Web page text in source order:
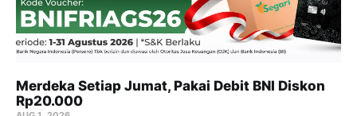
Merdeka Setiap Jumat, Pakai Debit BNI Diskon
Rp20.000